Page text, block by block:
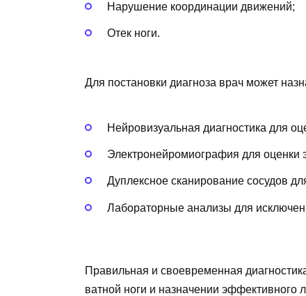
Нарушение координации движений;
Отек ноги.
Для постановки диагноза врач может
Нейровизуальная диагностика для
Электронейромиография для оценки
Дуплексное сканирование сосудов
Лабораторные анализы для
Правильная и своевременная
ватной ноги и назначении эффективного